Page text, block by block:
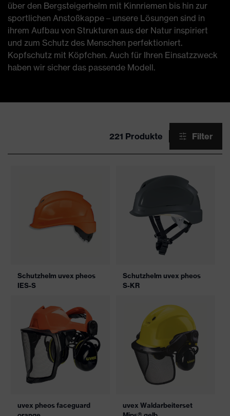
über den Bergsteigerhelm mit Kinnriemen bis hin zur
sportlichen Anstoßkappe – unsere Lösungen sind in
ihrem Aufbau von Strukturen aus der Natur inspiriert
und zum Schutz des Menschen perfektioniert.
Kopfschutz mit Köpfchen. Auch für Ihren Einsatzzweck
haben wir sicher das passende Modell.
221 Produkte Filter
Schutzhelm uvex pheos
IES-S
Schutzhelm uvex pheos
S-KR
uvex pheos faceguard
uvex Waldarbeiterset